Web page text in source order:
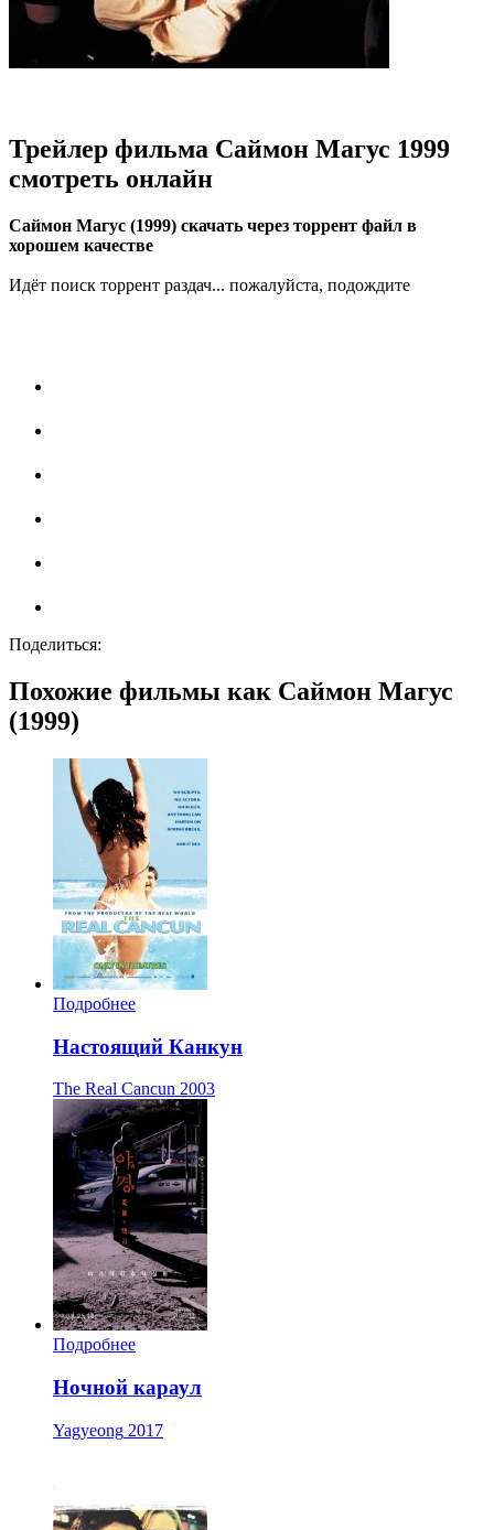
Трейлер фильма Саймон Магус 1999
смотреть онлайн
Саймон Магус (1999) скачать через торрент файл в
хорошем качестве
Идёт поиск торрент раздач... пожалуйста, подождите
Поделиться:
Похожие фильмы как Саймон Магус
(1999)
Подробнее
Настоящий Канкун
The Real Cancun 2003
Подробнее
Ночной караул
Yagyeong 2017